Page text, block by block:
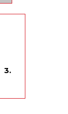
3.